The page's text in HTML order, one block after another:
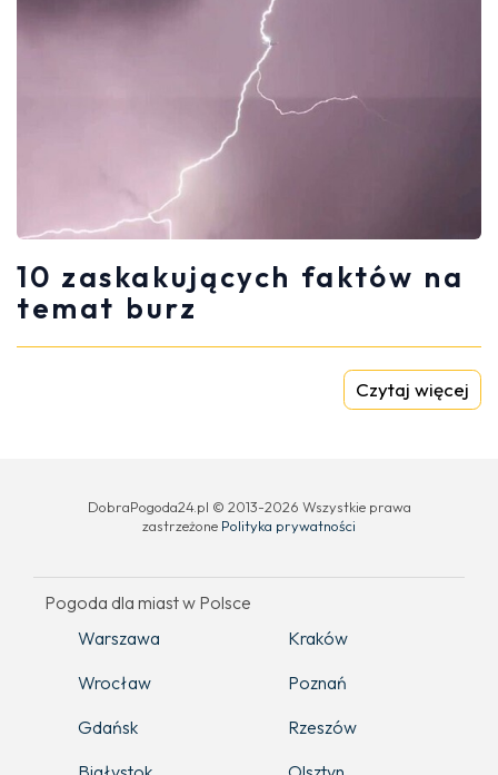
10 zaskakujących faktów na
temat burz
Czytaj więcej
DobraPogoda24.pl © 2013-2026 Wszystkie prawa
zastrzeżone Polityka prywatności
Pogoda dla miast w Polsce
Warszawa
Kraków
Wrocław
Poznań
Gdańsk
Rzeszów